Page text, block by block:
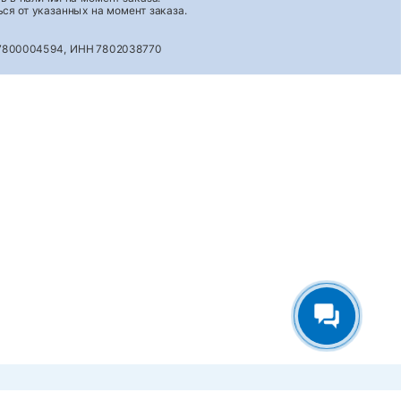
от указанных на момент заказа.
ИНН 7802038770